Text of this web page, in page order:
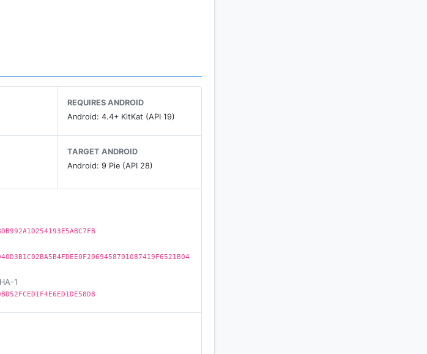
REQUIRES ANDROID
Android: 4.4+ KitKat (API 19)
TARGET ANDROID
Android: 9 Pie (API 28)
1